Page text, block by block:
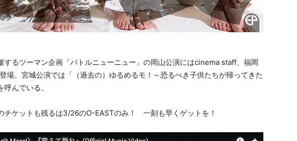
するツーマン企画「バトルニューニュー」の岡山公演にはcinema staff、福岡
場。宮城公演では「（過去の）ゆるめるモ！～恐るべき子供たちが帰ってきた
んでいる。
チケットも残るは3/26のO-EASTのみ！ 一刻も早くゲットを！